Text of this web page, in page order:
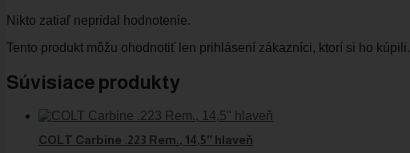
Nikto zatiaľ nepridal hodnotenie.
Tento produkt môžu ohodnotiť len prihlásení zákazníci, ktorí si ho kúpili.
Súvisiace produkty
COLT Carbine .223 Rem., 14,5″ hlaveň